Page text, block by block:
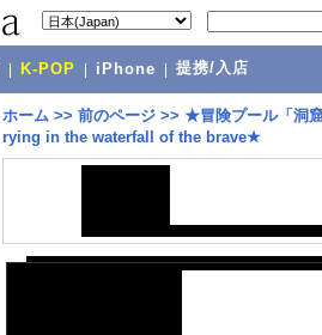
K-POP iPhone 提携/入店
ホーム >> 前のページ >> ★冒険プール「洞
rying in the waterfall of the brave★